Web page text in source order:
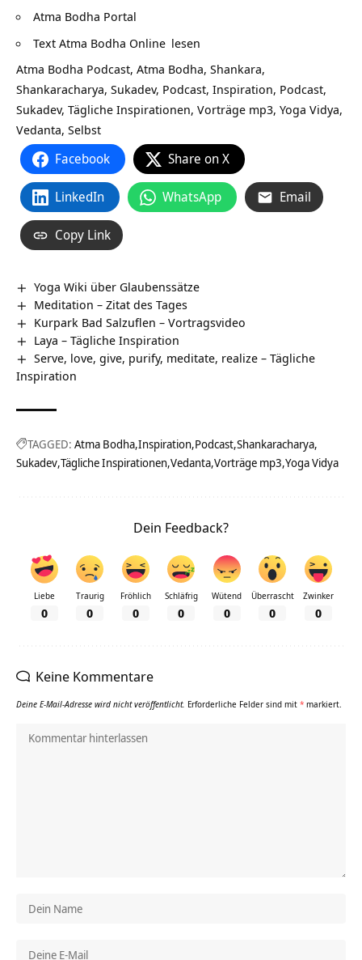
Atma Bodha Portal
Text Atma Bodha Online lesen
Atma Bodha Podcast, Atma Bodha, Shankara,
Shankaracharya, Sukadev, Podcast, Inspiration, Podcast,
Sukadev, Tägliche Inspirationen, Vorträge mp3, Yoga Vidya,
Vedanta, Selbst
Facebook Share on X
LinkedIn WhatsApp Email
Copy Link
Yoga Wiki über Glaubenssätze
Meditation – Zitat des Tages
Kurpark Bad Salzuflen‏‎ – Vortragsvideo
Laya – Tägliche Inspiration
Serve, love, give, purify, meditate, realize – Tägliche
Inspiration
TAGGED: Atma Bodha Inspiration Podcast Shankaracharya
Sukadev Tägliche Inspirationen Vedanta Vorträge mp3 Yoga Vidya
Dein Feedback?
Liebe
0
Traurig
0
Fröhlich
0
Schläfrig
0
Wütend
0
Überrascht
0
Zwinker
0
Keine Kommentare
Deine E-Mail-Adresse wird nicht veröffentlicht. Erforderliche Felder sind mit * markiert.